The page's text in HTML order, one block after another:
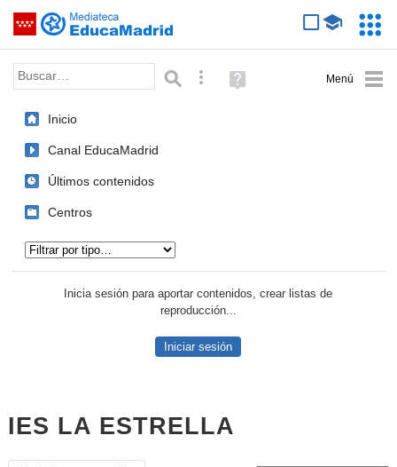
Saltar navegación
Palabra o frase: Búsqueda avanzada
Ayuda
(en
Inicio
Canal EducaMadrid
Últimos contenidos
Centros
Inicia sesión para aportar contenidos, crear listas de
reproducción...
Iniciar sesión
IES LA ESTRELLA